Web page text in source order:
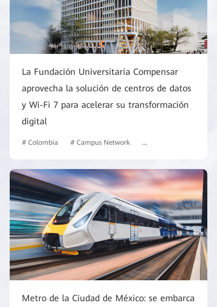
La Fundación Universitaria Compensar
aprovecha la solución de centros de datos
y Wi-Fi 7 para acelerar su transformación
digital
# Colombia # Campus Network # Education
Metro de la Ciudad de México: se embarca